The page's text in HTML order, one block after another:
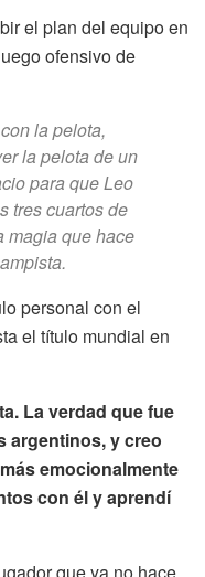
el plan del equipo en
ofensivo de
la pelota,
la pelota de un
para que Leo
tres cuartos de
magia que hace
personal con el
el título mundial en
La verdad que fue
argentinos, y creo
emocionalmente
con él y aprendí
que ya no hace